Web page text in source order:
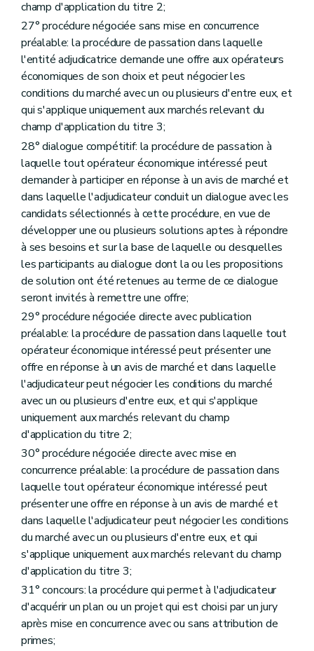
champ d'application du titre 2;
27° procédure négociée sans mise en concurrence
préalable: la procédure de passation dans laquelle
l'entité adjudicatrice demande une offre aux opérateurs
économiques de son choix et peut négocier les
conditions du marché avec un ou plusieurs d'entre eux, et
qui s'applique uniquement aux marchés relevant du
champ d'application du titre 3;
28° dialogue compétitif: la procédure de passation à
laquelle tout opérateur économique intéressé peut
demander à participer en réponse à un avis de marché et
dans laquelle l'adjudicateur conduit un dialogue avec les
candidats sélectionnés à cette procédure, en vue de
développer une ou plusieurs solutions aptes à répondre
à ses besoins et sur la base de laquelle ou desquelles
les participants au dialogue dont la ou les propositions
de solution ont été retenues au terme de ce dialogue
seront invités à remettre une offre;
29° procédure négociée directe avec publication
préalable: la procédure de passation dans laquelle tout
opérateur économique intéressé peut présenter une
offre en réponse à un avis de marché et dans laquelle
l'adjudicateur peut négocier les conditions du marché
avec un ou plusieurs d'entre eux, et qui s'applique
uniquement aux marchés relevant du champ
d'application du titre 2;
30° procédure négociée directe avec mise en
concurrence préalable: la procédure de passation dans
laquelle tout opérateur économique intéressé peut
présenter une offre en réponse à un avis de marché et
dans laquelle l'adjudicateur peut négocier les conditions
du marché avec un ou plusieurs d'entre eux, et qui
s'applique uniquement aux marchés relevant du champ
d'application du titre 3;
31° concours: la procédure qui permet à l'adjudicateur
d'acquérir un plan ou un projet qui est choisi par un jury
après mise en concurrence avec ou sans attribution de
primes;